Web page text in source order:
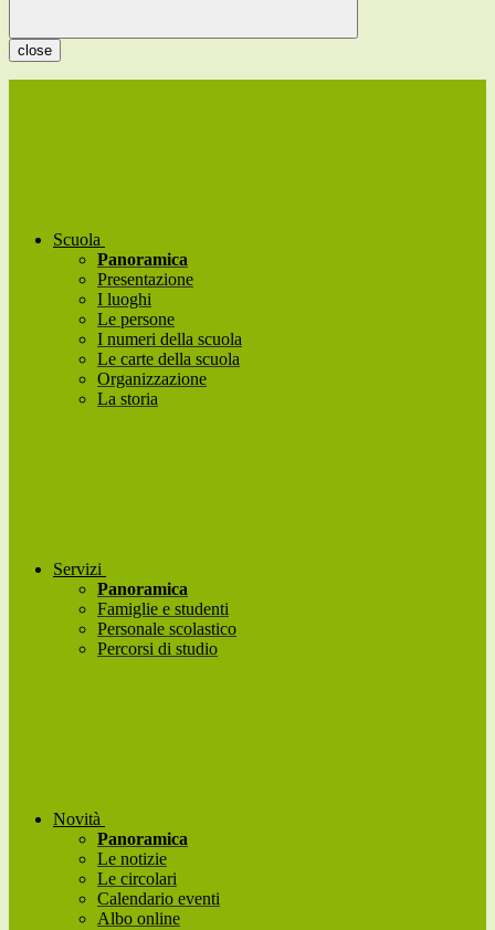
close
Scuola
Panoramica
Presentazione
I luoghi
Le persone
I numeri della scuola
Le carte della scuola
Organizzazione
La storia
Servizi
Panoramica
Famiglie e studenti
Personale scolastico
Percorsi di studio
Novità
Panoramica
Le notizie
Le circolari
Calendario eventi
Albo online